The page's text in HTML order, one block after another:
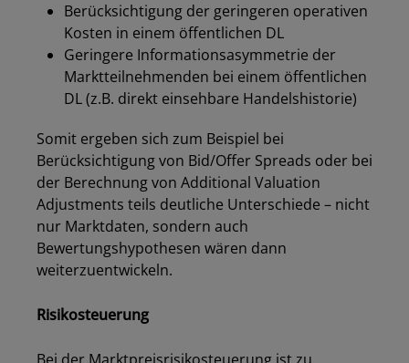
Berücksichtigung der geringeren operativen
Kosten in einem öffentlichen DL
Geringere Informationsasymmetrie der
Marktteilnehmenden bei einem öffentlichen
DL (z.B. direkt einsehbare Handelshistorie)
Somit ergeben sich zum Beispiel bei
Berücksichtigung von Bid/Offer Spreads oder bei
der Berechnung von Additional Valuation
Adjustments teils deutliche Unterschiede – nicht
nur Marktdaten, sondern auch
Bewertungshypothesen wären dann
weiterzuentwickeln.
Risikosteuerung
Los